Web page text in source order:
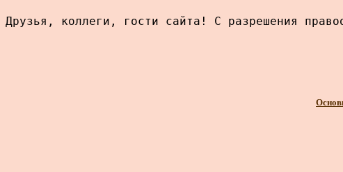
Друзья, коллеги, гости сайта! С разрешения